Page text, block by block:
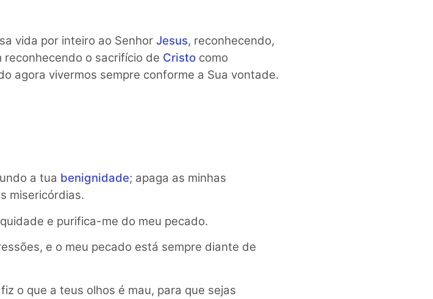
vida por inteiro ao Senhor Jesus, reconhecendo,
o sacrifício de Cristo como
agora vivermos sempre conforme a Sua vontade.
a tua benignidade; apaga as minhas
misericórdias.
e purifica-me do meu pecado.
e o meu pecado está sempre diante de
o que a teus olhos é mau, para que sejas